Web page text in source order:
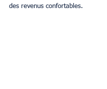
des revenus confortables.